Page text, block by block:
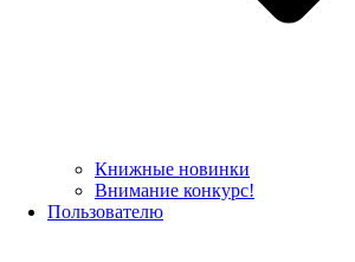
Книжные новинки
Внимание конкурс!
Пользователю